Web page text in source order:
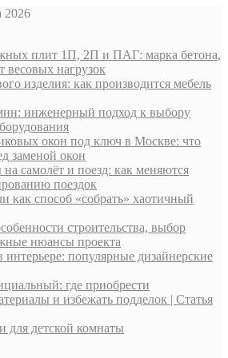
2026
плит 1П, 2П и ПАГ: марка бетона,
весовых нагрузок
изделия: как производится мебель
инженерный подход к выбору
окон под ключ в Москве: что
заменой окон
самолёт и поезд: как меняются
поездок
как способ «собрать» хаотичный
строительства, выбор
нюансы проекта
популярные дизайнерские
где приобрести
и избежать подделок | Статья
для детской комнаты